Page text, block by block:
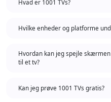
Hvad er 1001 TVs?
Hvilke enheder og platforme
Hvordan kan jeg spejle
til et tv?
Kan jeg prøve 1001 TVs gratis?